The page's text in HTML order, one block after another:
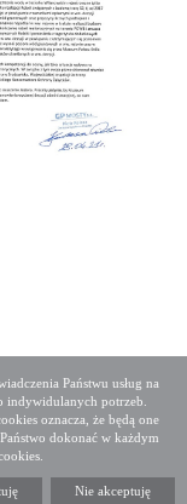
Państwu usług na
indywidulanych potrzeb.
oznacza, że będą one
dokonać w każdym
Nie akceptuję
Linkedin
Warszawa, Tel +48 22 375 88 88